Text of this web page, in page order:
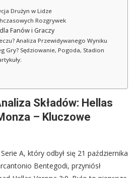
Drużyn w Lidze
Rozgrywek
Fanów i Graczy
Analiza Przewidywanego Wyniku
Gry? Sędziowanie, Pogoda, Stadion
Składów: Hellas
– Kluczowe
A, który odbył się 21 października
Bentegodi, przyniósł